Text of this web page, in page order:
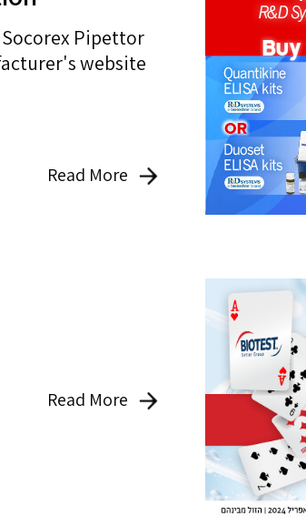
Socorex Pipettor
website
Read More
Read More